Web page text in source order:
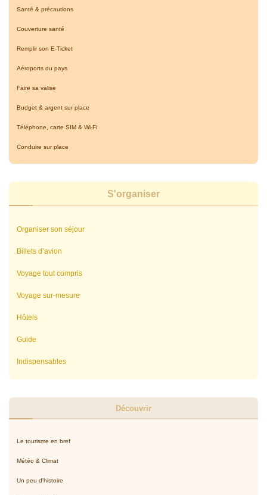
Santé & précautions
Couverture santé
Remplir son E-Ticket
Aéroports du pays
Faire sa valise
Budget & argent sur place
Téléphone, carte SIM & Wi-Fi
Conduire sur place
S'organiser
Organiser son séjour
Billets d’avion
Voyage tout compris
Voyage sur-mesure
Hôtels
Guide
Indispensables
Découvrir
Le tourisme en bref
Météo & Climat
Un peu d'histoire